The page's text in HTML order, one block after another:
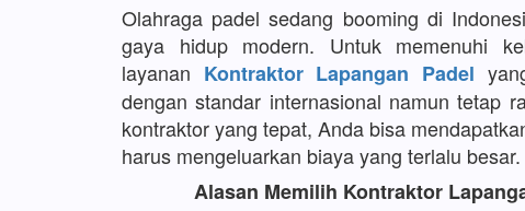
Olahraga padel sedang booming di
gaya hidup modern. Untuk memenuhi
layanan Kontraktor Lapangan Padel
dengan standar internasional namun tetap
kontraktor yang tepat, Anda bisa
harus mengeluarkan biaya yang terlalu besar.
Alasan Memilih Kontraktor